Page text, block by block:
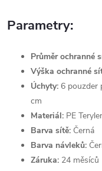
Parametry:
Průměr ochranné
Výška ochranné
Úchyty: 6 pouzder
cm
Materiál: PE
Barva sítě: Černá
Barva návleků:
Záruka: 24 měsíců